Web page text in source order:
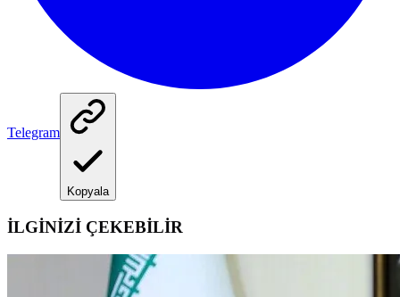
Telegram
Kopyala
İLGİNİZİ ÇEKEBİLİR